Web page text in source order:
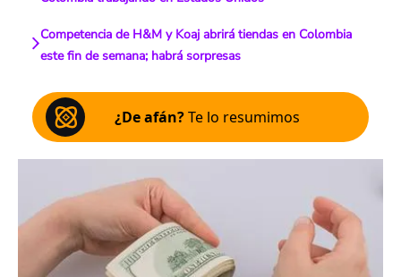
Competencia de H&M y Koaj abrirá tiendas en Colombia
este fin de semana; habrá sorpresas
¿De afán?Te lo resumimos